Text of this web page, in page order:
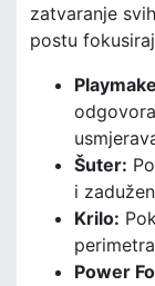
zatvaranje
postu
Šuter:
i
Krilo:
Power